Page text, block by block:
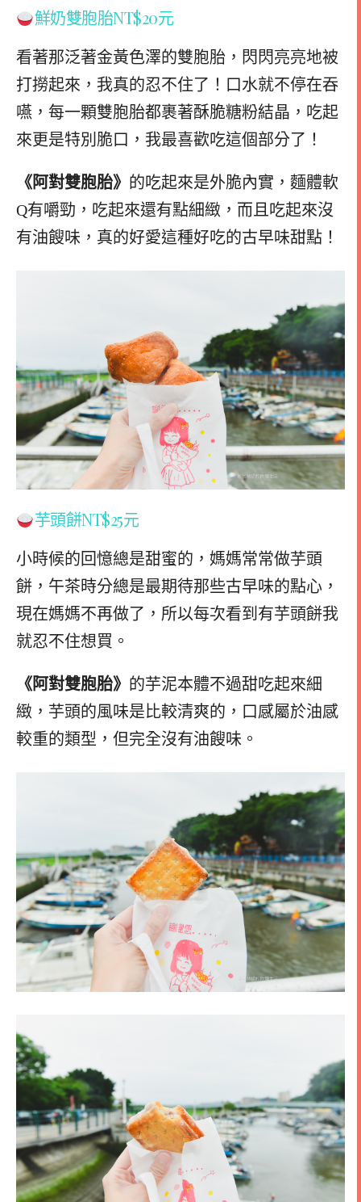
鮮奶雙胞胎NT$20元
看著那泛著金黃色澤的雙胞胎，閃閃亮亮地被
打撈起來，我真的忍不住了！口水就不停在吞
嚥， 每一顆雙胞胎都裹著酥脆糖粉結晶，吃起
來更是特別脆口，我最喜歡吃這個部分了！
《阿對雙胞胎》 的吃起來是外脆內實，麵體軟
Q有嚼勁，吃起來還有點細緻，而且吃起來沒
有油餿味，真的好愛這種好吃的古早味甜點！
芋頭餅NT$25元
小時候的回憶總是甜蜜的，媽媽常常做芋頭
餅，午茶時分總是最期待那些古早味的點心，
現在媽媽不再做了，所以每次看到有芋頭餅我
就忍不住想買。
《阿對雙胞胎》 的芋泥本體不過甜吃起來細
緻，芋頭的風味是比較清爽的，口感屬於油感
較重的類型，但完全沒有油餿味。